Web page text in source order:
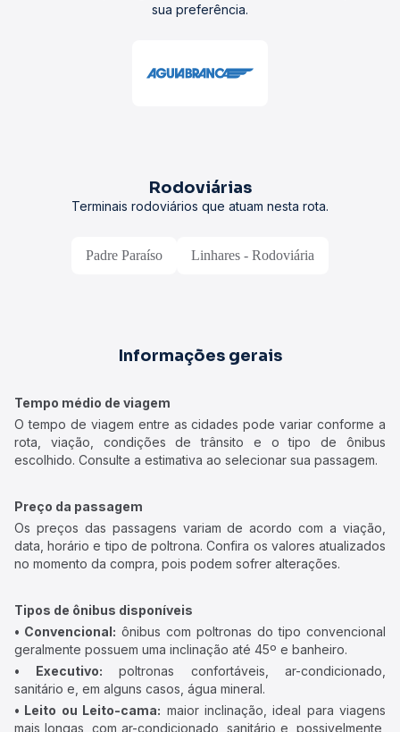
sua preferência.
Rodoviárias
Terminais rodoviários que atuam nesta rota.
Padre Paraíso Linhares - Rodoviária
Informações gerais
Tempo médio de viagem
O tempo de viagem entre as cidades pode variar conforme a
rota, viação, condições de trânsito e o tipo de ônibus
escolhido. Consulte a estimativa ao selecionar sua passagem.
Preço da passagem
Os preços das passagens variam de acordo com a viação,
data, horário e tipo de poltrona. Confira os valores atualizados
no momento da compra, pois podem sofrer alterações.
Tipos de ônibus disponíveis
• Convencional: ônibus com poltronas do tipo convencional
geralmente possuem uma inclinação até 45º e banheiro.
• Executivo: poltronas confortáveis, ar-condicionado,
sanitário e, em alguns casos, água mineral.
• Leito ou Leito-cama: maior inclinação, ideal para viagens
mais longas, com ar-condicionado, sanitário e, possivelmente,